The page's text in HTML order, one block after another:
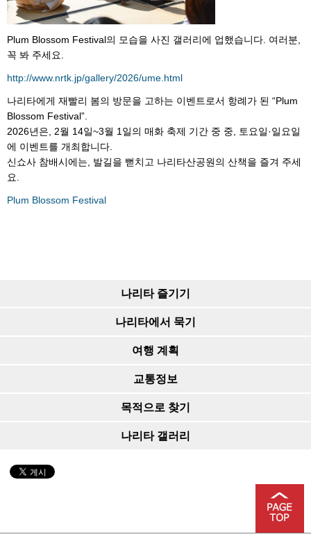
Plum Blossom Festival의 모습을 사진 갤러리에 업했습니다. 여러분,
꼭 봐 주세요.
http://www.nrtk.jp/gallery/2026/ume.html
나리타에게 재빨리 봄의 방문을 고하는 이벤트로서 항례가 된 “Plum
Blossom Festival”.
2026년은, 2월 14일~3월 1일의 매화 축제 기간 중 중, 토요일·일요일
에 이벤트를 개최합니다.
신쇼사 참배시에는, 발길을 뻗치고 나리타산공원의 산책을 즐겨 주세
요.
Plum Blossom Festival
나리타 즐기기
나리타에서 묵기
여행 계획
교통정보
목적으로 찾기
나리타 갤러리